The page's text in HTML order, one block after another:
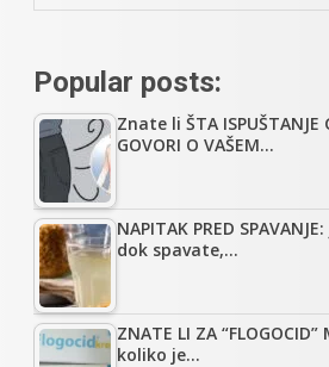
Popular posts:
Znate li ŠTA ISPUŠTANJE
GOVORI O VAŠEM…
NAPITAK PRED
dok spavate,…
ZNATE LI ZA “FLOGOCID”
koliko je…